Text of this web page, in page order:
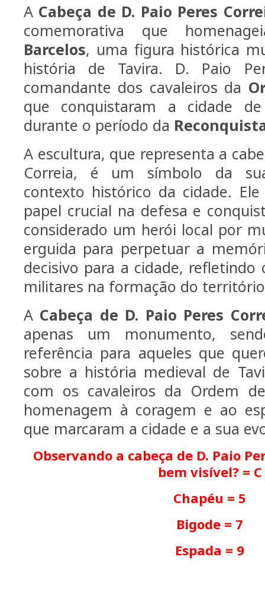
A Cabeça de D. Paio Peres
comemorativa que
Barcelos, uma figura histórica
história de Tavira. D. Paio
comandante dos cavaleiros da
que conquistaram a cidade
durante o período da
A escultura, que representa a
Correia, é um símbolo da
contexto histórico da cidade.
papel crucial na defesa e
considerado um herói local por
erguida para perpetuar a
decisivo para a cidade, refletindo
militares na formação do
A Cabeça de D. Paio Peres
apenas um monumento,
referência para aqueles que
sobre a história medieval de
com os cavaleiros da Ordem
homenagem à coragem e ao
que marcaram a cidade e a sua
Observando a cabeça de D. Paio
bem visível? = C
Chapéu = 5
Bigode = 7
Espada = 9